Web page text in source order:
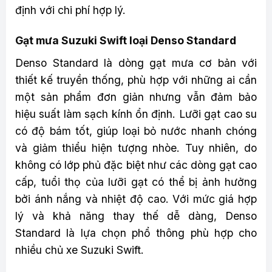
định với chi phí hợp lý.
Gạt mưa Suzuki Swift loại Denso Standard
Denso Standard là dòng gạt mưa cơ bản với
thiết kế truyền thống, phù hợp với những ai cần
một sản phẩm đơn giản nhưng vẫn đảm bảo
hiệu suất làm sạch kính ổn định. Lưỡi gạt cao su
có độ bám tốt, giúp loại bỏ nước nhanh chóng
và giảm thiểu hiện tượng nhòe. Tuy nhiên, do
không có lớp phủ đặc biệt như các dòng gạt cao
cấp, tuổi thọ của lưỡi gạt có thể bị ảnh hưởng
bởi ánh nắng và nhiệt độ cao. Với mức giá hợp
lý và khả năng thay thế dễ dàng, Denso
Standard là lựa chọn phổ thông phù hợp cho
nhiều chủ xe Suzuki Swift.